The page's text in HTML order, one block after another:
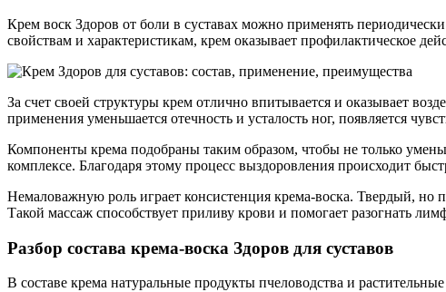
Крем воск Здоров от боли в суставах можно применять
свойствам и характеристикам, крем оказывает профилактическое
За счет своей структуры крем отлично впитывается и оказывает
применения уменьшается отечность и усталость ног, появляется
Компоненты крема подобраны таким образом, чтобы не только
комплексе. Благодаря этому процесс выздоровления происходит
Немаловажную роль играет консистенция крема-воска. Твердый,
Такой массаж способствует приливу крови и помогает разогнать
Разбор состава крема-воска Здоров для суставов
В составе крема натуральные продукты пчеловодства и